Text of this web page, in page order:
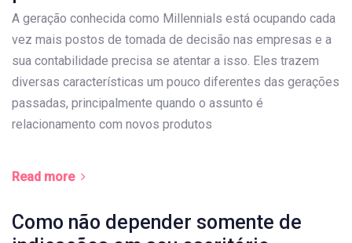
A geração conhecida como Millennials está ocupando cada
vez mais postos de tomada de decisão nas empresas e a
sua contabilidade precisa se atentar a isso. Eles trazem
diversas características um pouco diferentes das gerações
passadas, principalmente quando o assunto é
relacionamento com novos produtos
Read more
Como não depender somente de